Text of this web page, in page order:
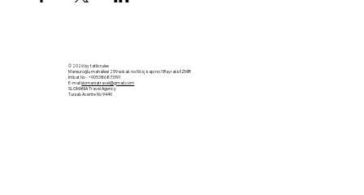
© 2026 by tatilcruise
Mansuroğlu mahallesi 259 sokak no:56 iç kapı no:1 Bayraklı/İZMİR
İrtibat No - +905386873191
E-mailslomaniatravel@gmail.com
SLOMANIA Travel Agency
Tursab Acente No 9449